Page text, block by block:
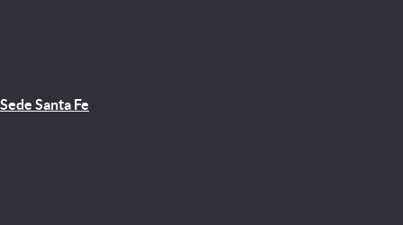
Sede Santa Fe